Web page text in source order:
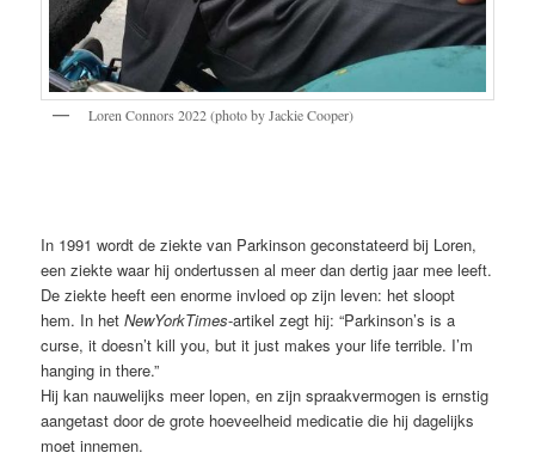
Loren Connors 2022 (photo by Jackie Cooper)
In 1991 wordt de ziekte van Parkinson geconstateerd bij Loren,
een ziekte waar hij ondertussen al meer dan dertig jaar mee leeft.
De ziekte heeft een enorme invloed op zijn leven: het sloopt
hem. In hetNewYorkTimes-artikel zegt hij: “Parkinson’s is a
curse, it doesn’t kill you, but it just makes your life terrible. I’m
hanging in there.”
Hij kan nauwelijks meer lopen, en zijn spraakvermogen is ernstig
aangetast door de grote hoeveelheid medicatie die hij dagelijks
moet innemen.